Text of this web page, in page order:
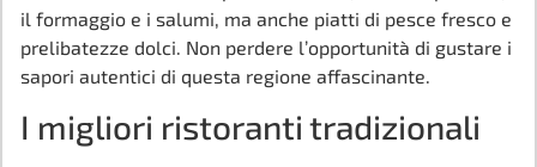
il formaggio e i salumi, ma anche piatti di pesce fresco e
prelibatezze dolci. Non perdere l’opportunità di gustare i
sapori autentici di questa regione affascinante.
I migliori ristoranti tradizionali